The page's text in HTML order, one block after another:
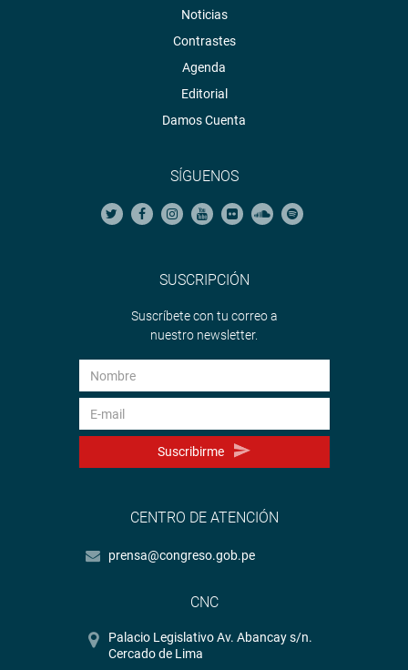
Noticias
Contrastes
Agenda
Editorial
Damos Cuenta
SÍGUENOS
SUSCRIPCIÓN
Suscríbete con tu correo a
nuestro newsletter.
Suscribirme
CENTRO DE ATENCIÓN
prensa@congreso.gob.pe
CNC
Palacio Legislativo Av. Abancay s/n.
Cercado de Lima